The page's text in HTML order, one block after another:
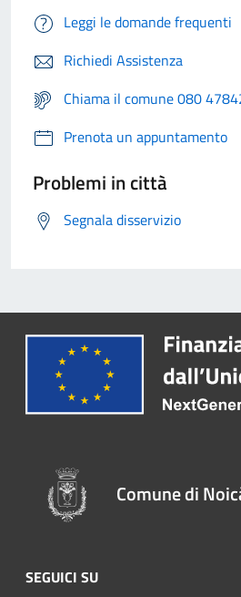
Leggi le domande frequenti
Richiedi Assistenza
Chiama il comune 080
Prenota un appuntamento
Problemi in città
Segnala disservizio
Comune di
SEGUICI SU